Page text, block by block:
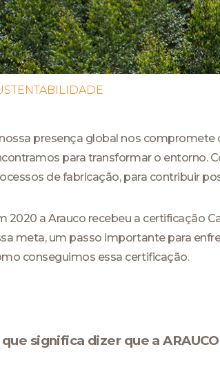
presença global nos compromete
para transformar o entorno.
de fabricação, para contribuir
2020 a Arauco recebeu a certificação
meta, um passo importante para
conseguimos essa certificação.
que significa dizer que a